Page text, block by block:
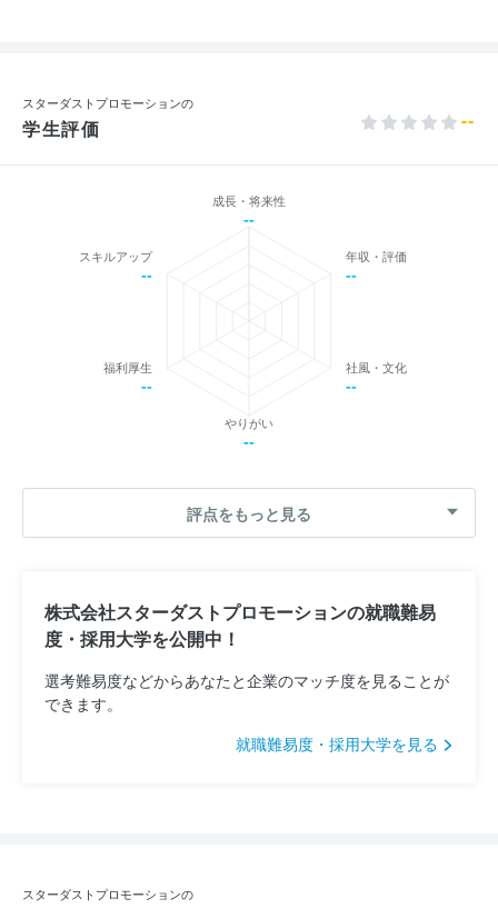
スターダストプロモーションの
学生評価 --
成長・将来性
--
年収・評価
--
社風・文化
--
やりがい
--
福利厚生
--
スキルアップ
--
評点をもっと見る
株式会社スターダストプロモーションの就職難易
度・採用大学を公開中！
選考難易度などからあなたと企業のマッチ度を見ることが
できます。
就職難易度・採用大学を見る
スターダストプロモーションの